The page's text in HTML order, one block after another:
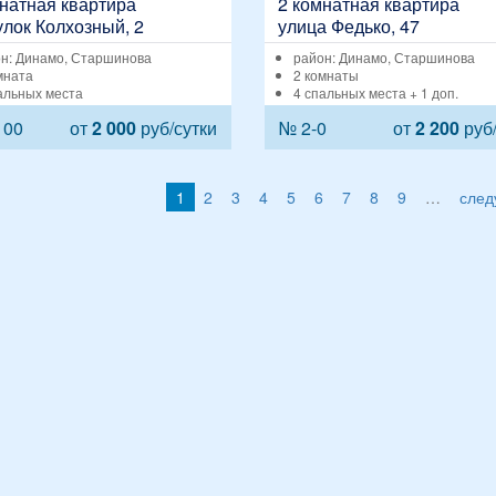
Колхозный, 2
Динамо, Старшинова
места
от2 000руб/сутки
улица Федько, 47
район: Динамо, Старшинова
2 комнаты
4 спальных места + 1 доп.
№ 2-0 от2 200
1 2 3 4 5 6 7 8 9 …